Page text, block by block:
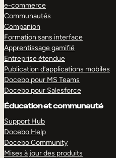
e-commerce
Communautés
Companion
Formation sans interface
Apprentissage gamifié
Entreprise étendue
Publication d’applications mobiles
Docebo pour MS Teams
Docebo pour Salesforce
Éducation et communauté
Support Hub
Docebo Help
Docebo Community
Mises à jour des produits